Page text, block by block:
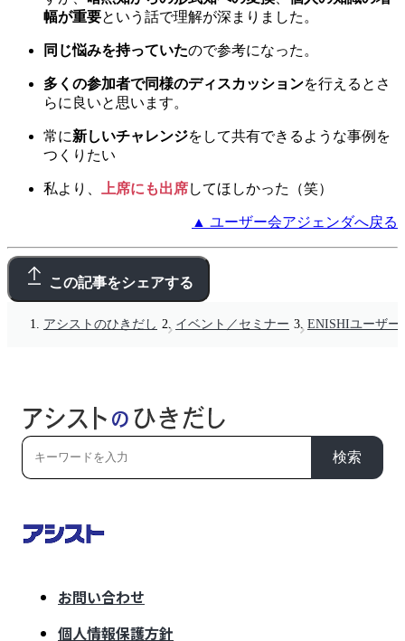
幅が重要という話で理解が深まりました。
同じ悩みを持っていたので参考になった。
多くの参加者で同様のディスカッションを行えるとさ
らに良いと思います。
常に新しいチャレンジをして共有できるような事例を
つくりたい
私より、 上席にも出席してほしかった（笑）
▲ ユーザー会アジェンダへ戻る
この記事をシェアする
アシストのひきだし イベント／セミナー ENISHIユーザー
検索
お問い合わせ
個人情報保護方針